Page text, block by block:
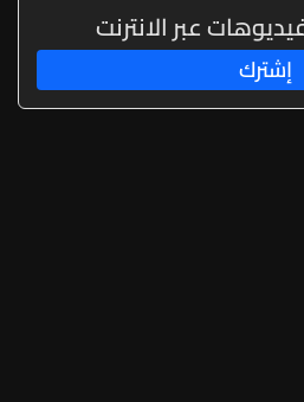
عبر الانترنت
إشترك